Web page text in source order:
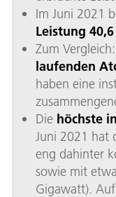
Im Juni 2021
Leistung
Zum
laufenden
haben eine
Die höchste
Juni 2021 hat
eng dahinter
sowie mit
Gigawatt).